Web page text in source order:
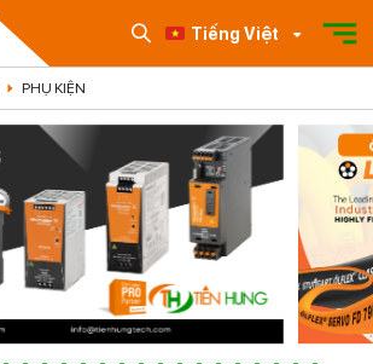
Tiếng Việt
PHỤ KIỆN